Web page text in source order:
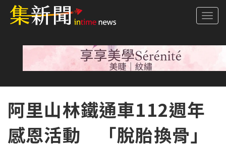
阿里山林鐵通車112週年
感恩活動 「脫胎換骨」